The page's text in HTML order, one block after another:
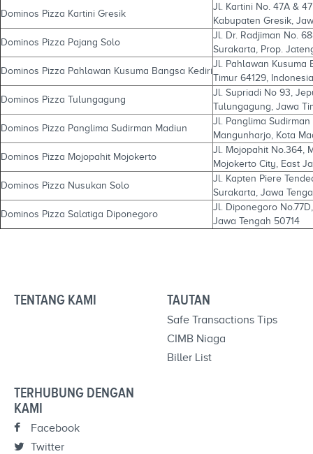
Dominos Pizza Kartini Gresik
Jl. Kartini No. 47A &
Kabupaten Gresik,
Dominos Pizza Pajang Solo
Jl. Dr. Radjiman No.
Surakarta, Prop.
Dominos Pizza Pahlawan Kusuma Bangsa Kediri
Jl. Pahlawan Kusuma
Timur 64129, Indonesia
Dominos Pizza Tulungagung
Jl. Supriadi No 93,
Tulungagung, Jawa
Dominos Pizza Panglima Sudirman Madiun
Jl. Panglima
Mangunharjo, Kota
Dominos Pizza Mojopahit Mojokerto
Jl. Mojopahit No.364,
Mojokerto City, East
Dominos Pizza Nusukan Solo
Jl. Kapten Piere
Surakarta, Jawa
Dominos Pizza Salatiga Diponegoro
Jl. Diponegoro
Jawa Tengah 50714
TENTANG KAMI TAUTAN
Safe Transactions Tips
CIMB Niaga
Biller List
TERHUBUNG DENGAN
KAMI
Facebook
Twitter